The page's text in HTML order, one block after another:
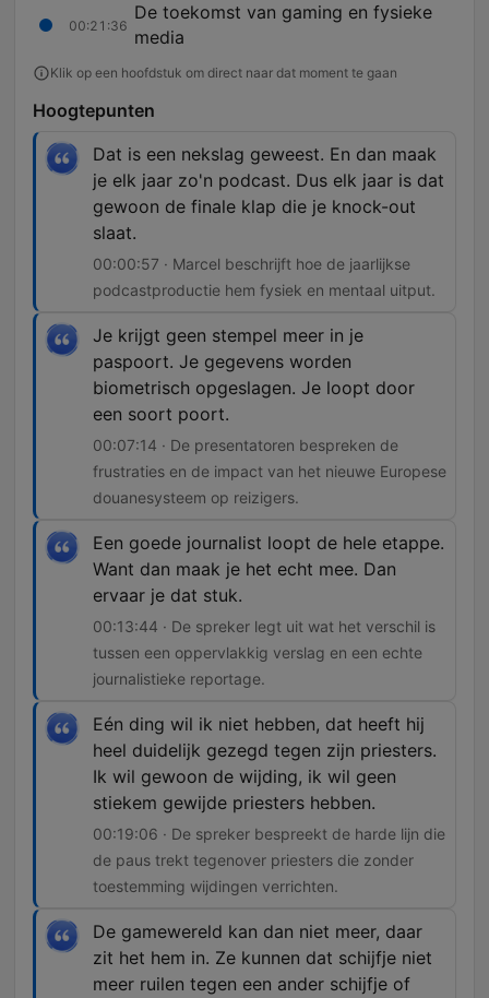
00:21:36
De toekomst van gaming en fysieke
media
Klik op een hoofdstuk om direct naar dat moment te gaan
Hoogtepunten
Dat is een nekslag geweest. En dan maak
je elk jaar zo'n podcast. Dus elk jaar is dat
gewoon de finale klap die je knock-out
slaat.
00:00:57 · Marcel beschrijft hoe de jaarlijkse
podcastproductie hem fysiek en mentaal uitput.
Je krijgt geen stempel meer in je
paspoort. Je gegevens worden
biometrisch opgeslagen. Je loopt door
een soort poort.
00:07:14 · De presentatoren bespreken de
frustraties en de impact van het nieuwe Europese
douanesysteem op reizigers.
Een goede journalist loopt de hele etappe.
Want dan maak je het echt mee. Dan
ervaar je dat stuk.
00:13:44 · De spreker legt uit wat het verschil is
tussen een oppervlakkig verslag en een echte
journalistieke reportage.
Eén ding wil ik niet hebben, dat heeft hij
heel duidelijk gezegd tegen zijn priesters.
Ik wil gewoon de wijding, ik wil geen
stiekem gewijde priesters hebben.
00:19:06 · De spreker bespreekt de harde lijn die
de paus trekt tegenover priesters die zonder
toestemming wijdingen verrichten.
De gamewereld kan dan niet meer, daar
zit het hem in. Ze kunnen dat schijfje niet
meer ruilen tegen een ander schijfje of